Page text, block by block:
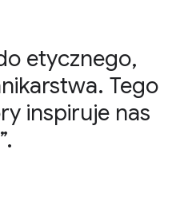
etycznego,
Tego
inspiruje nas